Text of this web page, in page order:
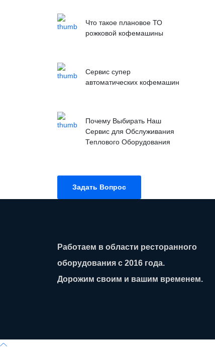
Что такое плановое ТО
рожковой кофемашины
Сервис супер
автоматических кофемашин
Почему Выбирать Наш
Сервис для Обслуживания
Теплового Оборудования
Задать Вопрос
Работаем в области ресторанного
оборудования с 2016 года.
Дорожим своим и вашим временем.